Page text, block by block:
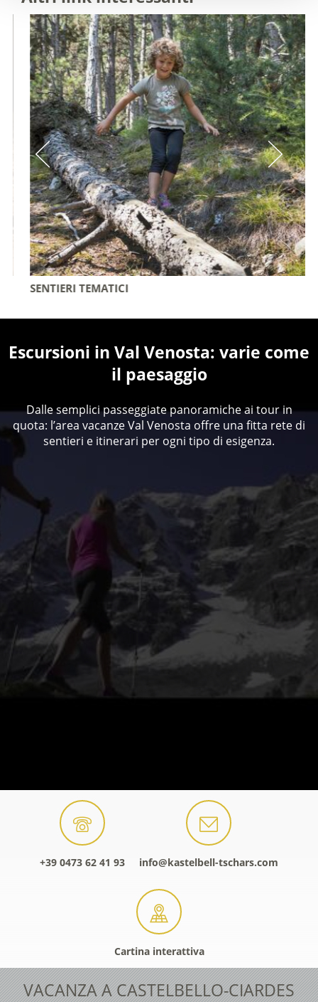
SENTIERI TEMATICI
Escursioni in Val Venosta: varie come
il paesaggio
Dalle semplici passeggiate panoramiche ai tour in
quota: l’area vacanze Val Venosta offre una fitta rete di
sentieri e itinerari per ogni tipo di esigenza.
+39 0473 62 41 93 info@kastelbell-tschars.com
Cartina interattiva
VACANZA A CASTELBELLO-CIARDES